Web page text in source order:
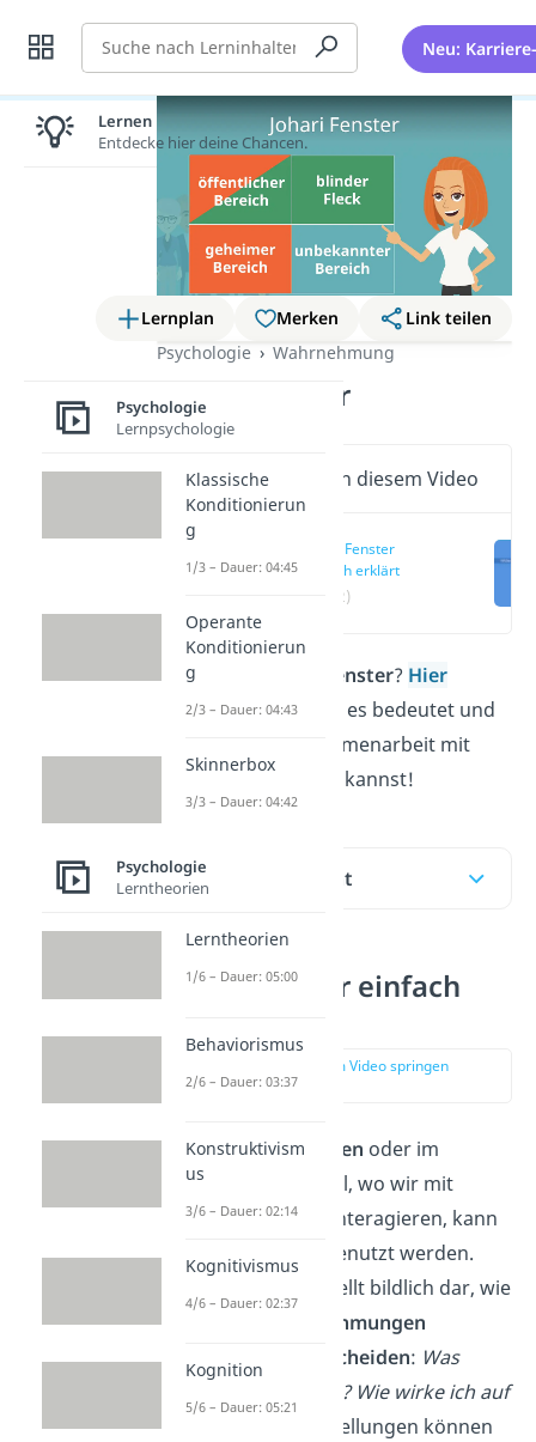
Suche Neu:
Lernplan Merken
Link teilen
Psychologie
Wahrnehmung
Johari Fenster
Wichtige Inhalte in diesem Video
Johari Fenster
einfach erklärt
(00:12)
Was ist das Johari Fenster? Hier
erklären wir dir, was es bedeutet und
wie du so die Zusammenarbeit mit
anderen verbessern kannst!
Inhaltsübersicht
Johari Fenster einfach
zur Stelle im Video springen
(00:12)
Egal ob imPrivatleben oder im
Berufsalltag
: Überall, wo wir mit
anderen Personen interagieren, kann
das Johari Fenster genutzt werden.
Denn das Fenster stellt bildlich dar, wie
sich unsere
Wahrnehmungen
voneinander
unterscheiden: Was
denke ich über mich? Wie wirke ich auf
andere?
Diese Vorstellungen können
Lernen lohnt sich!
Entdecke hier deine Chancen.
Psychologie
Lernpsychologie
Klassische
Konditionierun
g
1/3 – Dauer: 04:45
Operante
Konditionierun
g
2/3 – Dauer: 04:43
Skinnerbox
3/3 – Dauer: 04:42
Psychologie
Lerntheorien
Lerntheorien
1/6 – Dauer: 05:00
Behaviorismus
2/6 – Dauer: 03:37
Konstruktivism
us
3/6 – Dauer: 02:14
Kognitivismus
4/6 – Dauer: 02:37
Kognition
5/6 – Dauer: 05:21